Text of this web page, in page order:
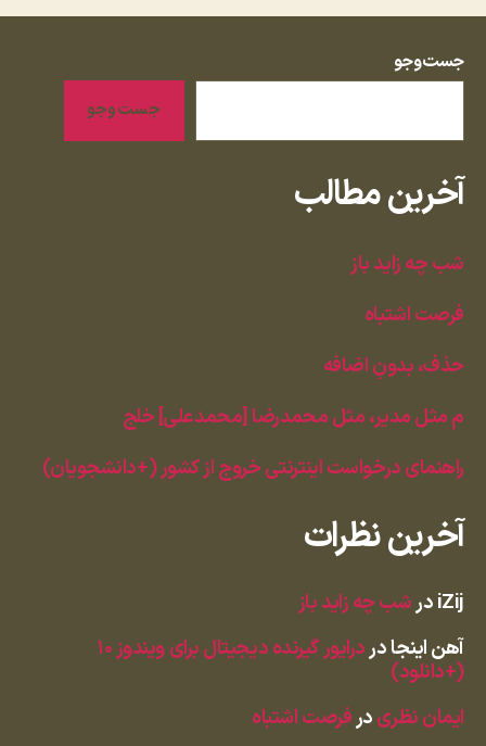
جست‌وجو
جست‌وجو
آخرین مطالب
شب چه زاید باز
فرصت اشتباه
حذف، بدونِ اضافه
م مثل مدیر، مثل محمدرضا [محمدعلی] خلج
راهنمای درخواست اینترنتی خروج از کشور (+دانشجویان)
آخرین نظرات
iZijدرشب چه زاید باز
آهن اینجادر
درایور گیرنده دیجیتال برای ویندوز ۱۰
(+دانلود)
ایمان نظریدرفرصت اشتباه